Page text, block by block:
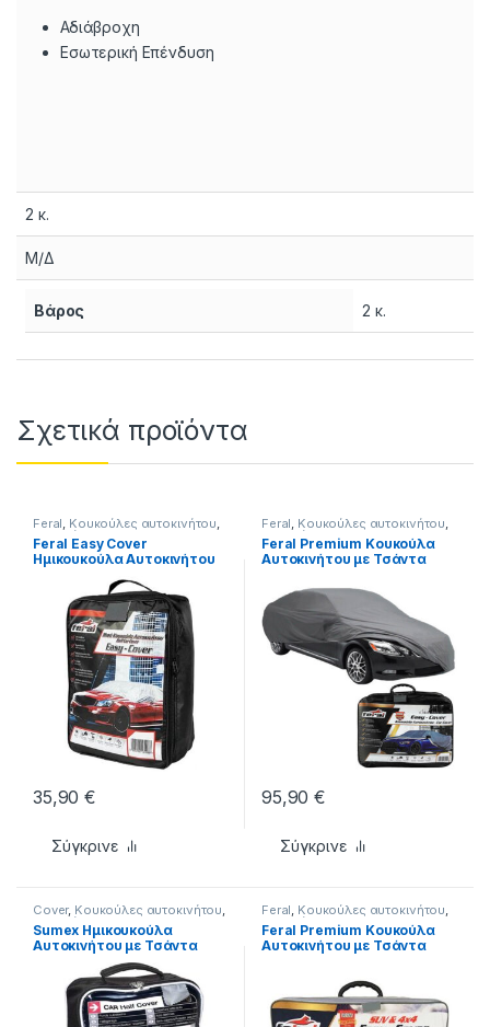
Αδιάβροχη
Εσωτερική Επένδυση
2 κ.
Μ/Δ
Βάρος 2 κ.
Σχετικά προϊόντα
Feral, Κουκούλες αυτοκινήτου,
Περιποίηση
Feral Easy Cover
Ημικουκούλα Αυτοκινήτου
292x147x50cm Αδιάβροχη
Large
35,90€
Σύγκρινε
Feral, Κουκούλες αυτοκινήτου,
Περιποίηση
Feral Premium Κουκούλα
Αυτοκινήτου με Τσάντα
Αδιάβροχη XXLarge
95,90€
Σύγκρινε
Cover, Κουκούλες αυτοκινήτου
Περιποίηση
Sumex Ημικουκούλα
Αυτοκινήτου με Τσάντα
Μεταφοράς 259x147x51cm
Medium
Feral Κουκούλες αυτοκινήτου
Περιποίηση
Feral Premium Κουκούλα
Αυτοκινήτου με Τσάντα
SUV/JEEP που Στερεώνεται
με Λάστιχο